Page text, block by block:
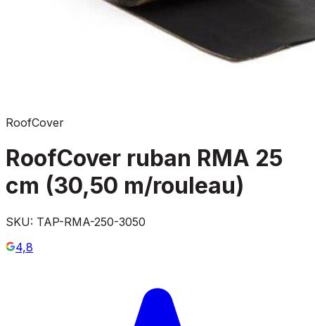
RoofCover
RoofCover ruban RMA 25
cm (30,50 m/rouleau)
SKU: TAP-RMA-250-3050
4,8